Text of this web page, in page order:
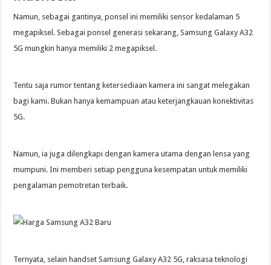
Namun, sebagai gantinya, ponsel ini memiliki sensor kedalaman 5
megapiksel. Sebagai ponsel generasi sekarang, Samsung Galaxy A32
5G mungkin hanya memiliki 2 megapiksel.
Tentu saja rumor tentang ketersediaan kamera ini sangat melegakan
bagi kami. Bukan hanya kemampuan atau keterjangkauan konektivitas
5G.
Namun, ia juga dilengkapi dengan kamera utama dengan lensa yang
mumpuni. Ini memberi setiap pengguna kesempatan untuk memiliki
pengalaman pemotretan terbaik.
Ternyata, selain handset Samsung Galaxy A32 5G, raksasa teknologi